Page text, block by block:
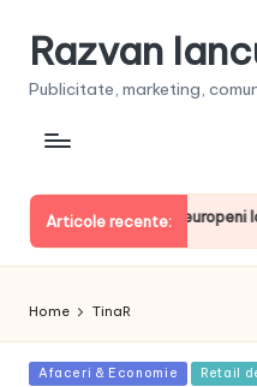
Razvan
Publicitate, marketing,
Articole recente:
printre liderii europeni la
Home TinaR
Posted
Afaceri & Economie Retail